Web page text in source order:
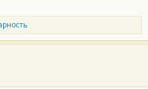
масла Группы III (S-OIL
и присадки только 3-х
и Afton.
отношение, ранее они им
связь заканчивается,